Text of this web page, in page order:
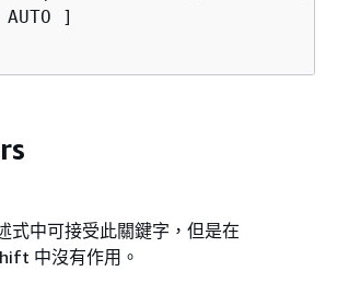
AUTO ]
式中可接受此關鍵字，但是在
中沒有作用。